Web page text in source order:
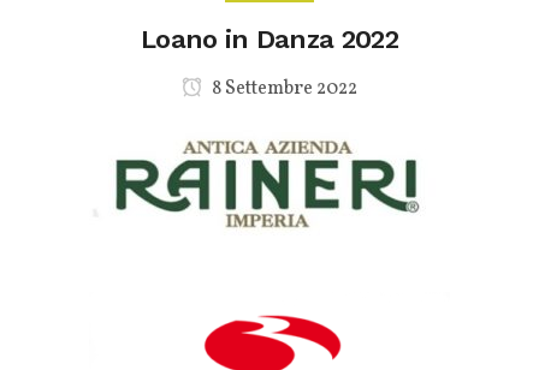
Loano in Danza 2022
8 Settembre 2022